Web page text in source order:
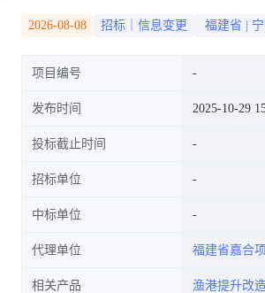
2026-08-08 招标｜信息变更 福建省
项目编号
发布时间 2025-10-29
投标截止时间
招标单位
中标单位
代理单位 福建省嘉合
相关产品 渔港提升改